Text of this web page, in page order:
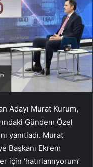
Adayı Murat Kurum,
Gündem Özel
yanıtladı. Murat
Başkanı Ekrem
için ‘hatırlamıyorum’